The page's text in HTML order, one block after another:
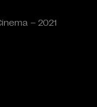
– 2021